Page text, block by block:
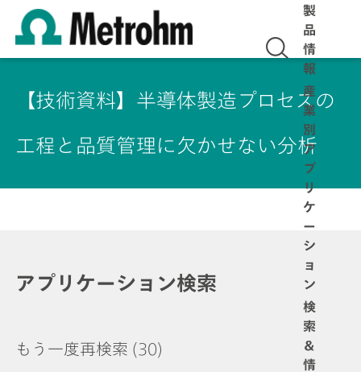
製
品
情
報
産
業
別
ア
プ
リ
ケ
ー
シ
ョ
ン
検
索
＆
情
【技術資料】半導体製造プロセスの
工程と品質管理に欠かせない分析
アプリケーション検索
もう一度再検索 (30)